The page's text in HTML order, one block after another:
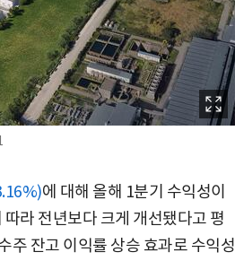
에 대해 올해 1분기 수익성이
라 전년보다 크게 개선됐다고 평
주 잔고 이익률 상승 효과로 수익성